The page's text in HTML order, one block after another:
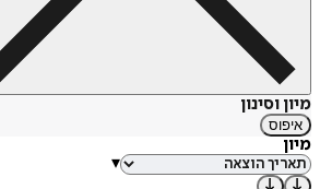
מיון וסינון
איפוס
מיון
▾